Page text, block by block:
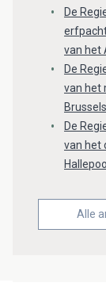
De
van het
De
van het
De
van het
Alle